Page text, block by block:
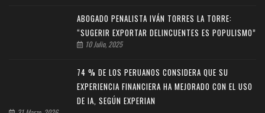
ABOGADO PENALISTA IVÁN TORRES LA TORRE:
“SUGERIR EXPORTAR DELINCUENTES ES POPULISMO”
10 Julio, 2025
74 % DE LOS PERUANOS CONSIDERA QUE SU
EXPERIENCIA FINANCIERA HA MEJORADO CON EL USO
DE IA, SEGÚN EXPERIAN